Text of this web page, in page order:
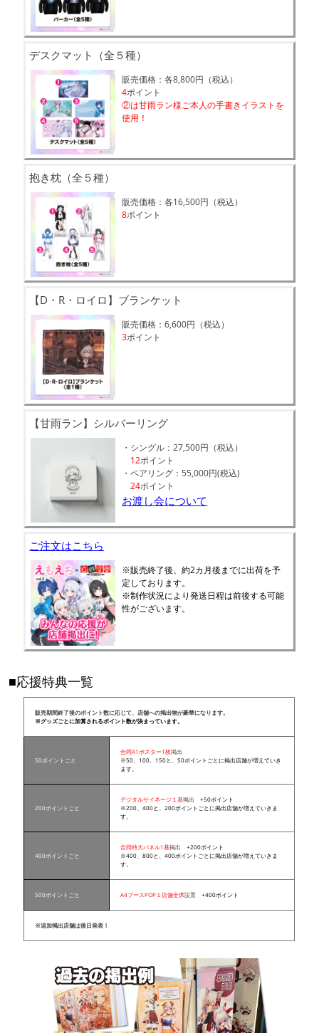
デスクマット（全５種）
販売価格：各8,800円（税込）
4ポイント
②は甘雨ラン様ご本人の手書きイラストを
使用！
抱き枕（全５種）
販売価格：各16,500円（税込）
8ポイント
【D・R・ロイロ】ブランケット
販売価格：6,600円（税込）
3ポイント
【甘雨ラン】シルバーリング
・シングル：27,500円（税込）
12ポイント
・ペアリング：55,000円(税込)
24ポイント
お渡し会について
ご注文はこちら
※販売終了後、約2カ月後までに出荷を予
定しております。
※制作状況により発送日程は前後する可能
性がございます。
■応援特典一覧
販売期間終了後のポイント数に応じて、店舗への掲出物が豪華になります。
※グッズごとに加算されるポイント数が決まっています。
50ポイントごと
合同A1ポスター1枚掲出
※50、100、150と、50ポイントごとに掲出店舗が増えていき
ます。
200ポイントごと
デジタルサイネージ１基掲出
+50ポイント
※200、400と、200ポイントごとに掲出店舗が増えていきま
す。
400ポイントごと
合同特大パネル1基掲出
+200ポイント
※400、800と、400ポイントごとに掲出店舗が増えていきま
す。
500ポイントごと A4ブースPOP１店舗全席設置 +400ポイント
※追加掲出店舗は後日発表！